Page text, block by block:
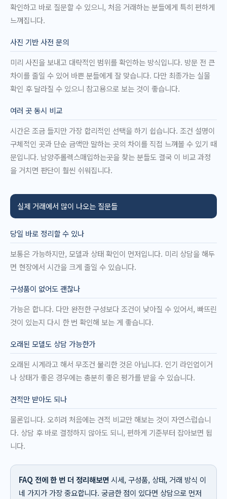
확인하고 바로 질문할 수 있으니, 처음 거래하는 분들에게 특히 편하게
느껴집니다.
사진 기반 사전 문의
미리 사진을 보내고 대략적인 범위를 확인하는 방식입니다. 방문 전 큰
차이를 줄일 수 있어 바쁜 분들에게 잘 맞습니다. 다만 최종가는 실물
확인 후 달라질 수 있으니 참고용으로 보는 것이 좋습니다.
여러 곳 동시 비교
시간은 조금 들지만 가장 합리적인 선택을 하기 쉽습니다. 조건 설명이
구체적인 곳과 단순 금액만 말하는 곳의 차이를 직접 느껴볼 수 있기 때
문입니다. 남양주롤렉스매입하는곳을 찾는 분들도 결국 이 비교 과정
을 거치면 판단이 훨씬 쉬워집니다.
실제 거래에서 많이 나오는 질문들
당일 바로 정리할 수 있나
보통은 가능하지만, 모델과 상태 확인이 먼저입니다. 미리 상담을 해두
면 현장에서 시간을 크게 줄일 수 있습니다.
구성품이 없어도 괜찮나
가능은 합니다. 다만 완전한 구성보다 조건이 낮아질 수 있어서, 빠뜨린
것이 있는지 다시 한 번 확인해 보는 게 좋습니다.
오래된 모델도 상담 가능한가
오래된 시계라고 해서 무조건 불리한 것은 아닙니다. 인기 라인업이거
나 상태가 좋은 경우에는 충분히 좋은 평가를 받을 수 있습니다.
견적만 받아도 되나
물론입니다. 오히려 처음에는 견적 비교만 해보는 것이 자연스럽습니
다. 상담 후 바로 결정하지 않아도 되니, 편하게 기준부터 잡아보면 됩
니다.
FAQ 전에 한 번 더 정리해보면시세, 구성품, 상태, 거래 방식 이
네 가지가 가장 중요합니다. 궁금한 점이 있다면 상담으로 먼저